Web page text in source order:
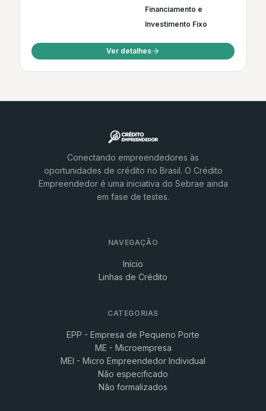
Financiamento e
Investimento Fixo
Ver detalhes
Conectando empreendedores às
oportunidades de crédito no Brasil. O Crédito
Empreendedor é uma iniciativa do Sebrae ainda
em fase de testes.
NAVEGAÇÃO
Início
Linhas de Crédito
CATEGORIAS
EPP - Empresa de Pequeno Porte
ME - Microempresa
MEI - Micro Empreendedor Individual
Não especificado
Não formalizados